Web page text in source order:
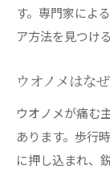
す。専門家によ
ア方法を見つけ
ウオノメはな
ウオノメが痛む
あります。歩行
に押し込まれ、